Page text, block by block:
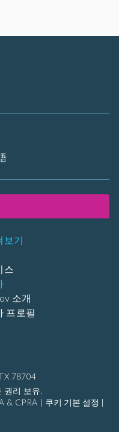
78704
권리 보유.
& CPRA | 쿠키 기본 설정 |
보기
스
소개
프로필